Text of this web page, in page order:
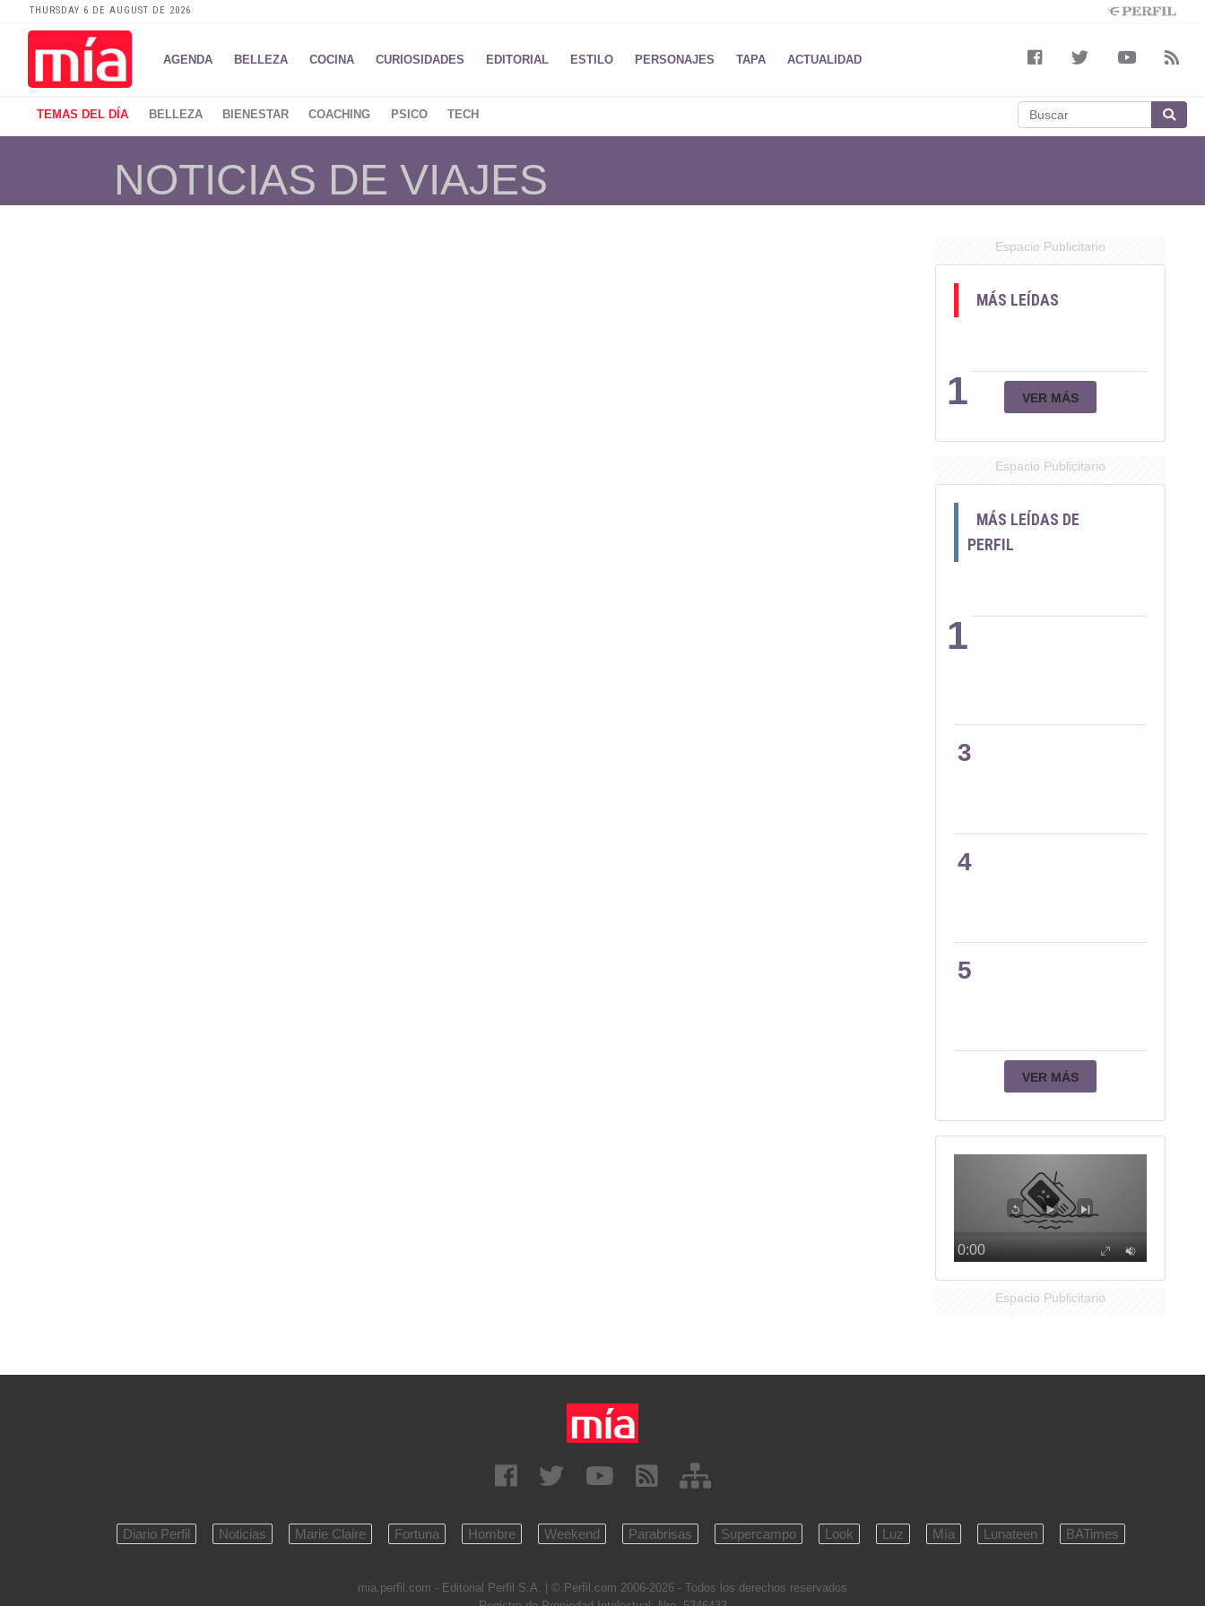
THURSDAY 6 DE AUGUST DE 2026
AGENDA BELLEZA COCINA CURIOSIDADES EDITORIAL ESTILO PERSONAJES TAPA ACTUALIDAD
TEMAS DEL DÍA BELLEZA BIENESTAR COACHING PSICO TECH
NOTICIAS DE VIAJES
Espacio Publicitario
MÁS LEÍDAS
1 VER MÁS
Espacio Publicitario
MÁS LEÍDAS DE
PERFIL
1
2
3
4
5
VER MÁS
Espacio Publicitario
Diario Perfil Noticias Marie Claire Fortuna Hombre Weekend Parabrisas Supercampo Look Luz Mía Lunateen BATimes
mia.perfil.com - Editorial Perfil S.A.
| © Perfil.com 2006-2026 - Todos los derechos reservados